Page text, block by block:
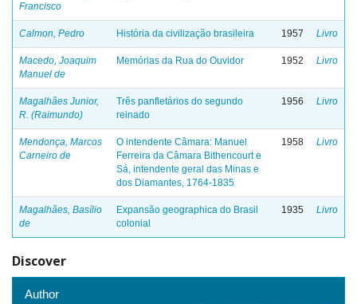
Francisco
Calmon, Pedro História da civilização brasileira 1957 Livro
Macedo, Joaquim
Manuel de
Memórias da Rua do Ouvidor 1952 Livro
Magalhães Junior,
R. (Raimundo)
Três panfletários do segundo
reinado
1956 Livro
Mendonça, Marcos
Carneiro de
O intendente Câmara: Manuel
Ferreira da Câmara Bithencourt e
Sá, intendente geral das Minas e
dos Diamantes, 1764-1835
1958 Livro
Magalhães, Basílio
de
Expansão geographica do Brasil
colonial
1935 Livro
Discover
Author